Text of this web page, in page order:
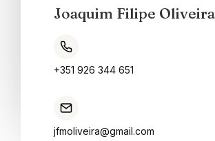
Joaquim Filipe Oliveira
+351 926 344 651
jfmoliveira@gmail.com